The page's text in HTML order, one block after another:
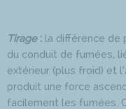
Tirage : la différence de
du conduit de fumées,
extérieur (plus froid) et
produit une force
facilement les fumées.